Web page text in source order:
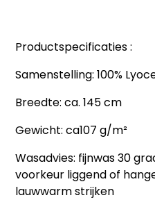
Productspecificaties :
Samenstelling: 100%
Breedte: ca. 145 cm
Gewicht: ca107 g/m²
Wasadvies: fijnwas 30
voorkeur liggend of
lauwwarm strijken